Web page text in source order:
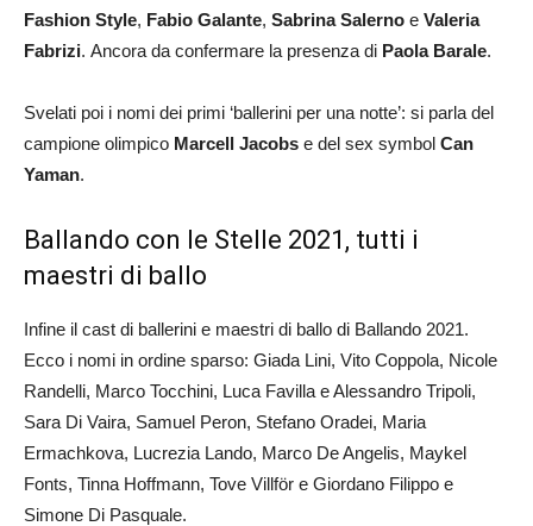
Fashion Style, Fabio Galante, Sabrina Salerno e Valeria
Fabrizi. Ancora da confermare la presenza di Paola Barale.
Svelati poi i nomi dei primi ‘ballerini per una notte’: si parla del
campione olimpico Marcell Jacobs e del sex symbol Can
Yaman.
Ballando con le Stelle 2021, tutti i
maestri di ballo
Infine il cast di ballerini e maestri di ballo di Ballando 2021.
Ecco i nomi in ordine sparso: Giada Lini, Vito Coppola, Nicole
Randelli, Marco Tocchini, Luca Favilla e Alessandro Tripoli,
Sara Di Vaira, Samuel Peron, Stefano Oradei, Maria
Ermachkova, Lucrezia Lando, Marco De Angelis, Maykel
Fonts, Tinna Hoffmann, Tove Villför e Giordano Filippo e
Simone Di Pasquale.